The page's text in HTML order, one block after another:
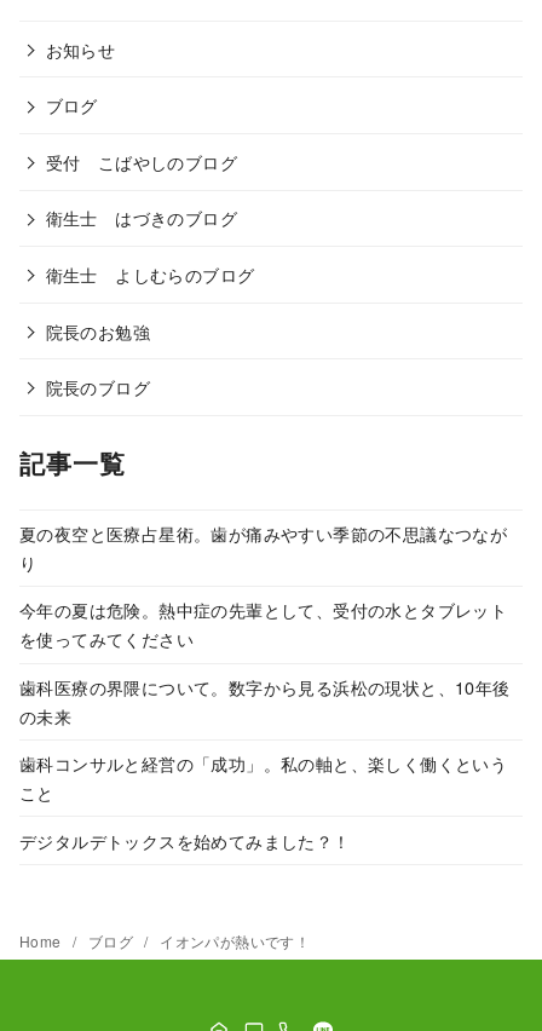
お知らせ
ブログ
受付 こばやしのブログ
衛生士 はづきのブログ
衛生士 よしむらのブログ
院長のお勉強
院長のブログ
記事一覧
夏の夜空と医療占星術。歯が痛みやすい季節の不思議なつなが
り
今年の夏は危険。熱中症の先輩として、受付の水とタブレット
を使ってみてください
歯科医療の界隈について。数字から見る浜松の現状と、10年後
の未来
歯科コンサルと経営の「成功」。私の軸と、楽しく働くという
こと
デジタルデトックスを始めてみました？！
Home ブログ イオンパが熱いです！